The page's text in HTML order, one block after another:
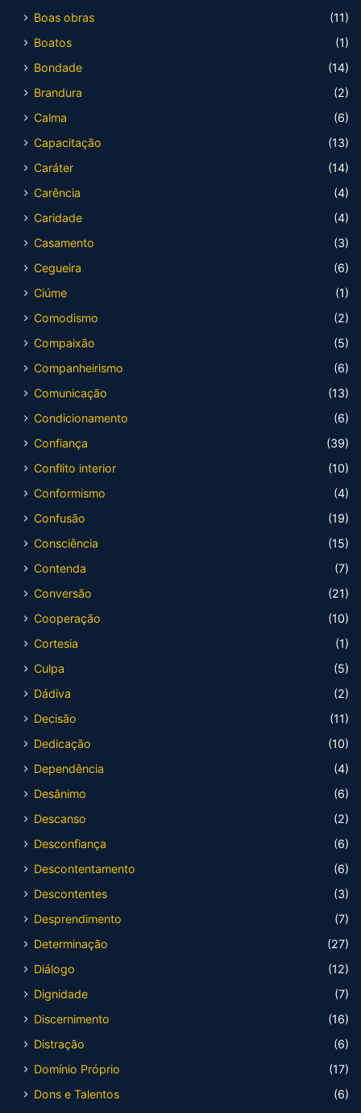
Boas obras
(11)
Boatos
(1)
Bondade
(14)
Brandura
(2)
Calma
(6)
Capacitação
(13)
Caráter
(14)
Carência
(4)
Caridade
(4)
Casamento
(3)
Cegueira
(6)
Ciúme
(1)
Comodismo
(2)
Compaixão
(5)
Companheirismo
(6)
Comunicação
(13)
Condicionamento
(6)
Confiança
(39)
Conflito interior
(10)
Conformismo
(4)
Confusão
(19)
Consciência
(15)
Contenda
(7)
Conversão
(21)
Cooperação
(10)
Cortesia
(1)
Culpa
(5)
Dádiva
(2)
Decisão
(11)
Dedicação
(10)
Dependência
(4)
Desânimo
(6)
Descanso
(2)
Desconfiança
(6)
Descontentamento
(6)
Descontentes
(3)
Desprendimento
(7)
Determinação
(27)
Diálogo
(12)
Dignidade
(7)
Discernimento
(16)
Distração
(6)
Domínio Próprio
(17)
Dons e Talentos
(6)